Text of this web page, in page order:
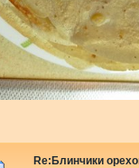
Re:Блинчики